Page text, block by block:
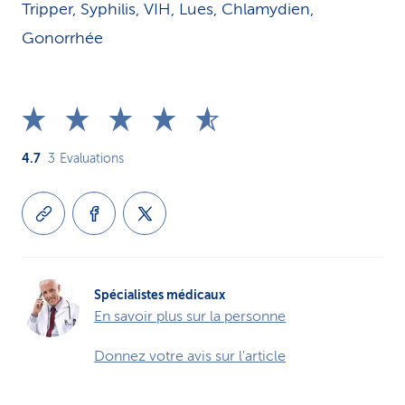
Tripper, Syphilis, VIH, Lues, Chlamydien,
Gonorrhée
4.7 3 Evaluations
Spécialistes médicaux
En savoir plus sur la personne
Donnez votre avis sur l'article